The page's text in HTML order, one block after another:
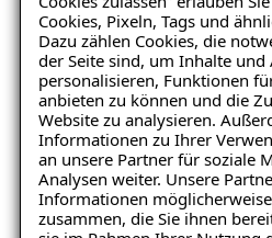
Cookies, Pixeln, Tags und
Dazu zählen Cookies, die
der Seite sind, um Inhalte und
personalisieren, Funktionen
anbieten zu können und die
Website zu analysieren.
Informationen zu Ihrer
an unsere Partner für soziale
Analysen weiter. Unsere
Informationen
zusammen, die Sie ihnen
Ratgeber
– jetzt kostenlos
herunterladen!